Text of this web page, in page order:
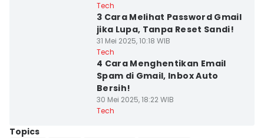
Tech
3 Cara Melihat Password Gmail
jika Lupa, Tanpa Reset Sandi!
31 Mei 2025, 10:18 WIB
Tech
4 Cara Menghentikan Email
Spam di Gmail, Inbox Auto
Bersih!
30 Mei 2025, 18:22 WIB
Tech
Topics